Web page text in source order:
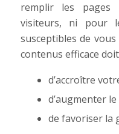
remplir les pages
visiteurs, ni pour
susceptibles de
contenus efficace
d’accroître
d’augmenter
de favoriser la